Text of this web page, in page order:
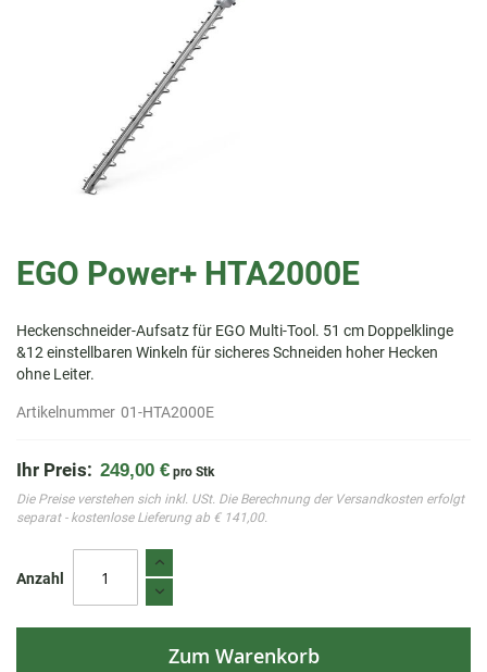
der
EGO Power+ HTA2000E
Heckenschneider-Aufsatz für EGO Multi-Tool. 51 cm Doppelklinge
&12 einstellbaren Winkeln für sicheres Schneiden hoher Hecken
ohne Leiter. ​
Artikelnummer 01-HTA2000E
Ihr Preis: 249,00 € pro Stk
Die Preise verstehen sich inkl. USt. Die Berechnung der Versandkosten erfolgt
separat - kostenlose Lieferung ab € 141,00.
Anzahl
Zum Warenkorb